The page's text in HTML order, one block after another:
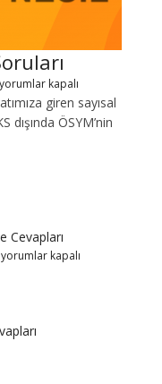
yorumlar kapalı
giren sayısal
dışında ÖSYM’nin
Cevapları
yorumlar kapalı